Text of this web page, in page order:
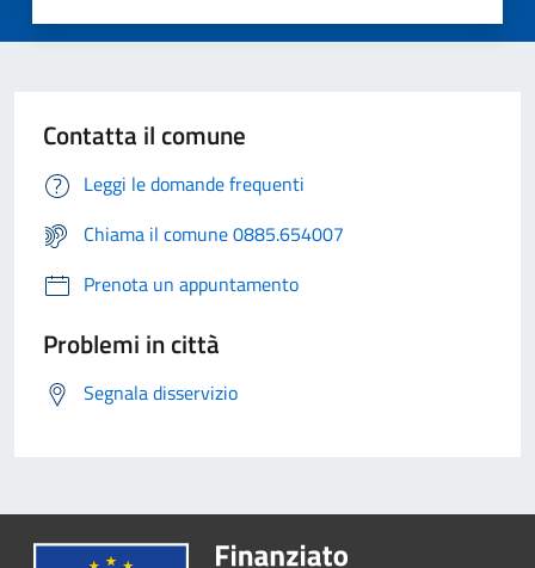
Contatta il comune
Leggi le domande frequenti
Chiama il comune 0885.654007
Prenota un appuntamento
Problemi in città
Segnala disservizio